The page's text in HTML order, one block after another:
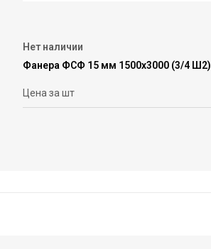
Нет наличии
Фанера ФСФ 15 мм 1500х3000 (3/4 Ш2)
Цена за шт